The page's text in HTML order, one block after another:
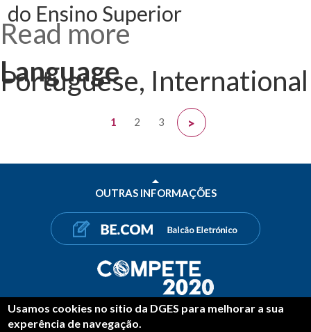
do Ensino Superior
Read more
(2.ª série), de
20 de
setembro -
Regulamento
de Atribuição
de Bolsas de
Estudo a
Estudantes do
Ensino
Language
Portuguese, International
1 2 3 >
OUTRAS INFORMAÇÕES
SHARE
Usamos cookies no sitio da DGES para melhorar a sua
experência de navegação.